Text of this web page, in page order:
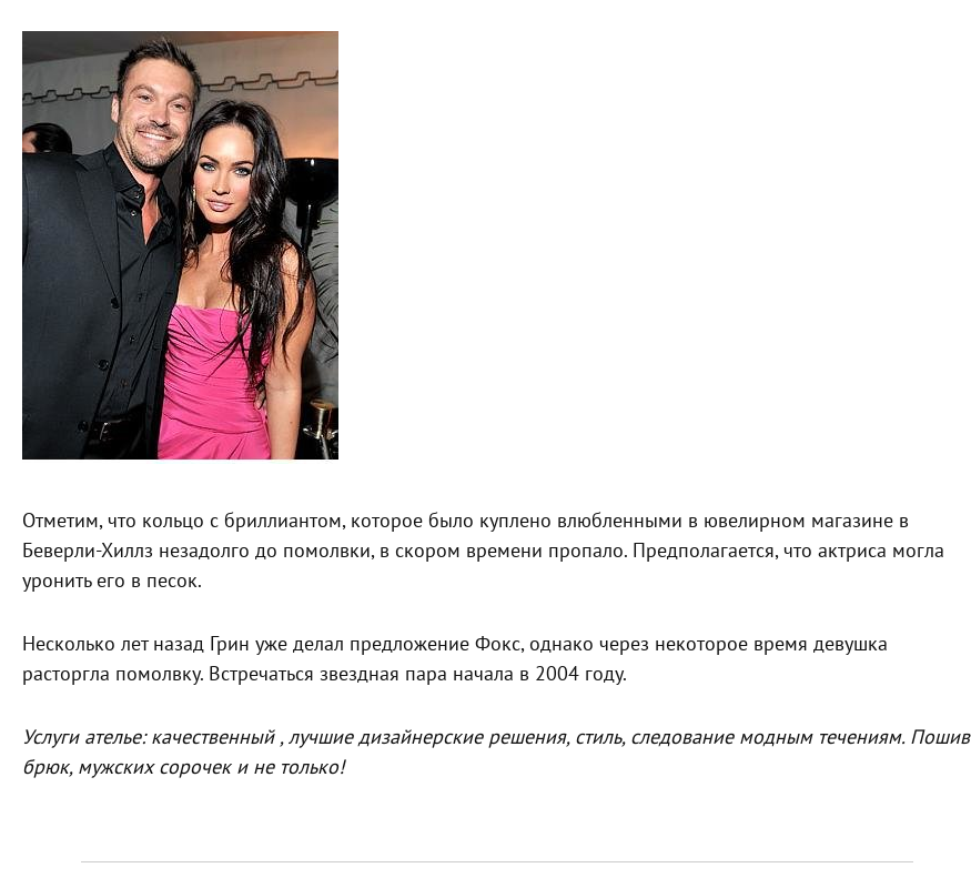
Отметим, что кольцо с бриллиантом, которое было куплено влюбленными в ювелирном магазине в
Беверли-Хиллз незадолго до помолвки, в скором времени пропало. Предполагается, что актриса могла
уронить его в песок.
Несколько лет назад Грин уже делал предложение Фокс, однако через некоторое время девушка
расторгла помолвку. Встречаться звездная пара начала в 2004 году.
Услуги ателье: качественный , лучшие дизайнерские решения, стиль, следование модным течениям. Пошив
брюк, мужских сорочек и не только!